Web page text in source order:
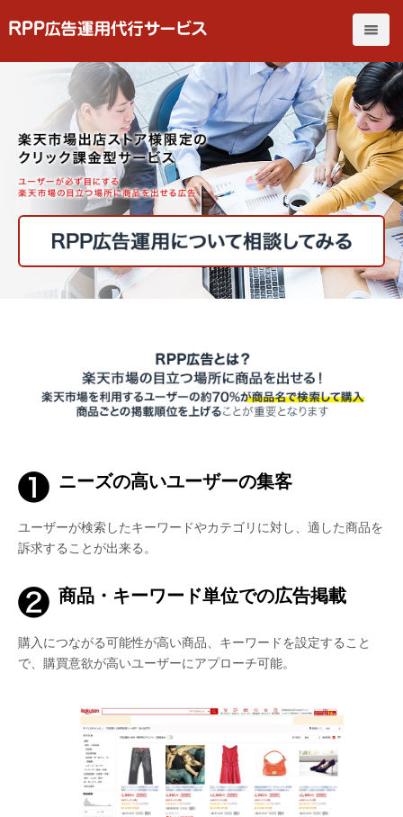
ニーズの高いユーザーの集客
ユーザーが検索したキーワードやカテゴリに対し、適した商品を
訴求することが出来る。
商品・キーワード単位での広告掲載
購入につながる可能性が高い商品、キーワードを設定すること
で、購買意欲が高いユーザーにアプローチ可能。